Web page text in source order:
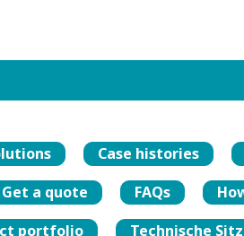
Case histories
Get a quote FAQs
portfolio
Technische